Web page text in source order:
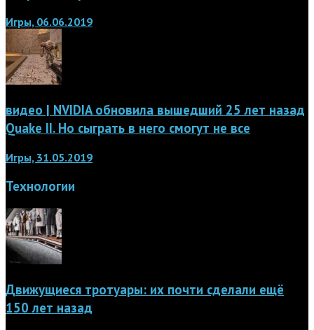
Игры, 06.06.2019
видео | NVIDIA обновила вышедший 25 лет назад
Quake II. Но сыграть в него смогут не все
Игры, 31.05.2019
Технологии
Движущиеся тротуары: их почти сделали ещё
150 лет назад